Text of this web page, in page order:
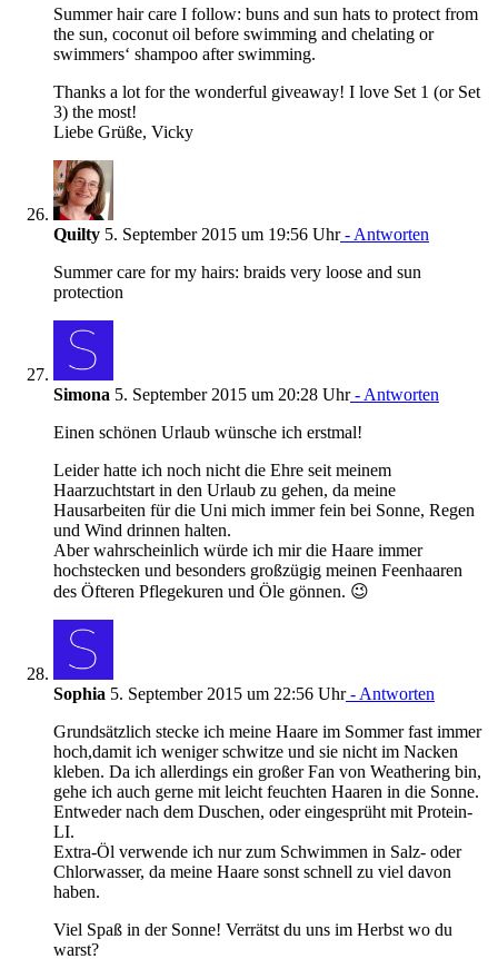
Summer hair care I follow: buns and sun hats to protect from
the sun, coconut oil before swimming and chelating or
swimmers‘ shampoo after swimming.
Thanks a lot for the wonderful giveaway! I love Set 1 (or Set
3) the most!
Liebe Grüße, Vicky
Quilty 5. September 2015 um 19:56 Uhr- Antworten
Summer care for my hairs: braids very loose and sun
protection
Simona 5. September 2015 um 20:28 Uhr- Antworten
Einen schönen Urlaub wünsche ich erstmal!
Leider hatte ich noch nicht die Ehre seit meinem
Haarzuchtstart in den Urlaub zu gehen, da meine
Hausarbeiten für die Uni mich immer fein bei Sonne, Regen
und Wind drinnen halten.
Aber wahrscheinlich würde ich mir die Haare immer
hochstecken und besonders großzügig meinen Feenhaaren
des Öfteren Pflegekuren und Öle gönnen. 😉
Sophia 5. September 2015 um 22:56 Uhr- Antworten
Grundsätzlich stecke ich meine Haare im Sommer fast immer
hoch,damit ich weniger schwitze und sie nicht im Nacken
kleben. Da ich allerdings ein großer Fan von Weathering bin,
gehe ich auch gerne mit leicht feuchten Haaren in die Sonne.
Entweder nach dem Duschen, oder eingesprüht mit Protein-
LI.
Extra-Öl verwende ich nur zum Schwimmen in Salz- oder
Chlorwasser, da meine Haare sonst schnell zu viel davon
haben.
Viel Spaß in der Sonne! Verrätst du uns im Herbst wo du
warst?